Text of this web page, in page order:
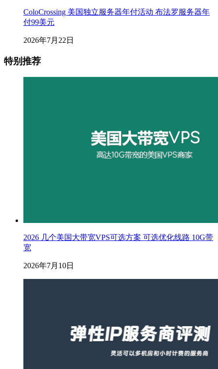
ColoCrossing 美国独立服务器年付活动 布法罗服务器年
付99美元
2026年7月22日
特别推荐
2026 几个美国大带宽VPS可选方案 可选优化线路 10G带
宽
2026年7月10日